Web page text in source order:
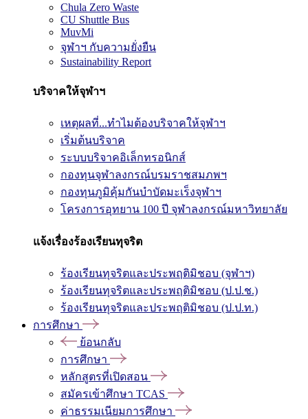
Chula Zero Waste
CU Shuttle Bus
MuvMi
จุฬาฯ กับความยั่งยืน
Sustainability Report
บริจาคให้จุฬาฯ
เหตุผลที่...ทำไมต้องบริจาคให้จุฬาฯ
เริ่มต้นบริจาค
ระบบบริจาคอิเล็กทรอนิกส์
กองทุนจุฬาลงกรณ์บรมราชสมภพฯ
กองทุนภูมิคุ้มกันบำบัดมะเร็งจุฬาฯ
โครงการอุทยาน 100 ปี จุฬาลงกรณ์มหาวิทยาลัย
แจ้งเรื่องร้องเรียนทุจริต
ร้องเรียนทุจริตและประพฤติมิชอบ (จุฬาฯ)
ร้องเรียนทุจริตและประพฤติมิชอบ (ป.ป.ช.)
ร้องเรียนทุจริตและประพฤติมิชอบ (ป.ป.ท.)
การศึกษา
ย้อนกลับ
การศึกษา
หลักสูตรที่เปิดสอน
สมัครเข้าศึกษา TCAS
ค่าธรรมเนียมการศึกษา